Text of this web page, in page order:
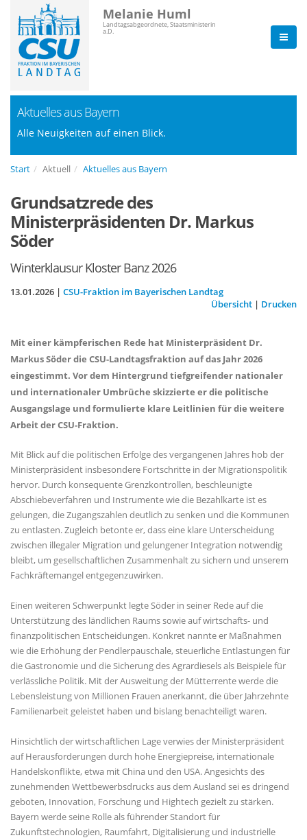
Melanie Huml
Landtagsabgeordnete, Staatsministerin
a.D.
Aktuelles aus Bayern
Alle Neuigkeiten auf einen Blick.
Start Aktuell Aktuelles aus Bayern
Grundsatzrede des
Ministerpräsidenten Dr. Markus
Söder
Winterklausur Kloster Banz 2026
13.01.2026 | CSU-Fraktion im Bayerischen Landtag
Übersicht | Drucken
Mit einer kämpferischen Rede hat Ministerpräsident Dr.
Markus Söder die CSU-Landtagsfraktion auf das Jahr 2026
eingestimmt. Vor dem Hintergrund tiefgreifender nationaler
und internationaler Umbrüche skizzierte er die politische
Ausgangslage und formulierte klare Leitlinien für die weitere
Arbeit der CSU-Fraktion.
Mit Blick auf die politischen Erfolge des vergangenen Jahres hob der
Ministerpräsident insbesondere Fortschritte in der Migrationspolitik
hervor. Durch konsequente Grenzkontrollen, beschleunigte
Abschiebeverfahren und Instrumente wie die Bezahlkarte ist es
gelungen, die Zugangszahlen deutlich zu senken und die Kommunen
zu entlasten. Zugleich betonte er, dass eine klare Unterscheidung
zwischen illegaler Migration und gelungener Integration notwendig
bleibt, um gesellschaftlichen Zusammenhalt zu sichern und unserem
Fachkräftemangel entgegenzuwirken.
Einen weiteren Schwerpunkt legte Söder in seiner Rede auf die
Unterstützung des ländlichen Raums sowie auf wirtschafts- und
finanzpolitischen Entscheidungen. Konkret nannte er Maßnahmen
wie die Erhöhung der Pendlerpauschale, steuerliche Entlastungen für
die Gastronomie und die Sicherung des Agrardiesels als Beispiele für
verlässliche Politik. Mit der Ausweitung der Mütterrente werde die
Lebensleistung von Millionen Frauen anerkannt, die über Jahrzehnte
Familienarbeit geleistet haben und bislang benachteiligt waren.
Hinsichtlich der wirtschaftlichen Lage verwies der Ministerpräsident
auf Herausforderungen durch hohe Energiepreise, internationale
Handelskonflikte, etwa mit China und den USA. Angesichts des
zunehmenden Wettbewerbsdrucks aus dem Ausland sei es dringend
geboten, Innovation, Forschung und Hightech gezielt zu stärken.
Bayern werde seine Rolle als führender Standort für
Zukunftstechnologien, Raumfahrt, Digitalisierung und industrielle